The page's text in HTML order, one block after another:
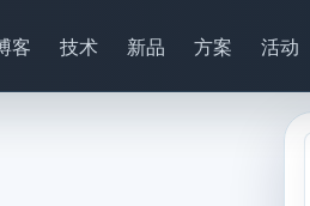
客 技术 新品 方案 活动